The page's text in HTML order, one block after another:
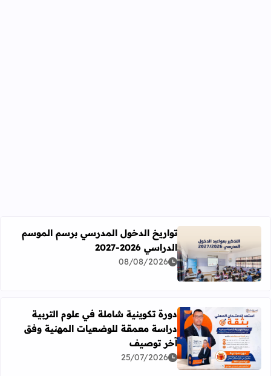
اقرأ المزيد عن تواريخ الدخول المدرسي برسم الموسم الدراسي 2026-
تواريخ الدخول المدرسي برسم الموسم
الدراسي 2026-2027
08/08/2026
اقرأ المزيد عن دورة تكوينية شاملة في علوم التربية
دورة تكوينية شاملة في علوم التربية
دراسة معمقة للوضعيات المهنية وفق
آخر توصيف
25/07/2026